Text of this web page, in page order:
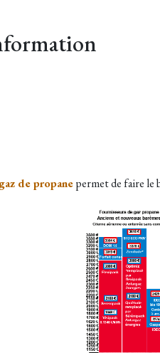
de propanepermet de faire le